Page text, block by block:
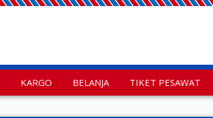
KARGO BELANJA TIKET PESAWAT